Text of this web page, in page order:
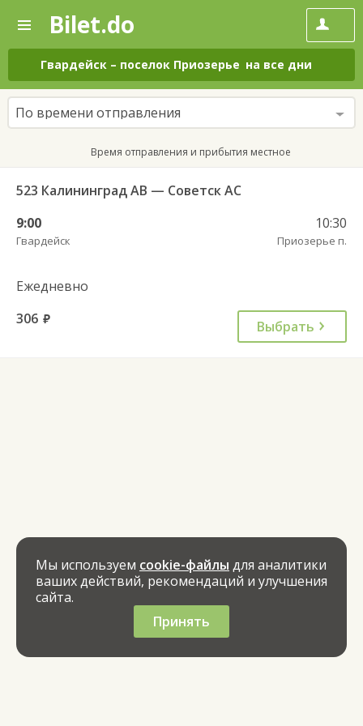
—
Поиск
и
покупка
билетов
на
автобус
онлайн
Bilet.do
Гвардейск – поселок Приозерье на все дни
По времени отправления
Время отправления и прибытия местное
523 Калининград АВ — Советск АС
9:00
Гвардейск
10:30
Приозерье п.
Ежедневно
306 руб. Выбрать
Мы используем cookie-файлы для аналитики
ваших действий, рекомендаций и улучшения
сайта.
Принять